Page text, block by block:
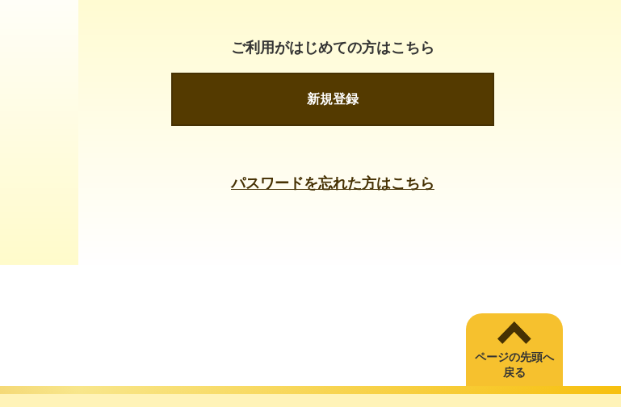
ご利用がはじめての方はこちら
新規登録
パスワードを忘れた方はこちら
ページの先頭へ
戻る